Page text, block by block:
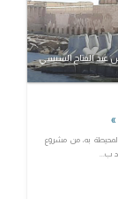
عبد الفتاح السيسي
المحيطة به، من مشروع
ب...